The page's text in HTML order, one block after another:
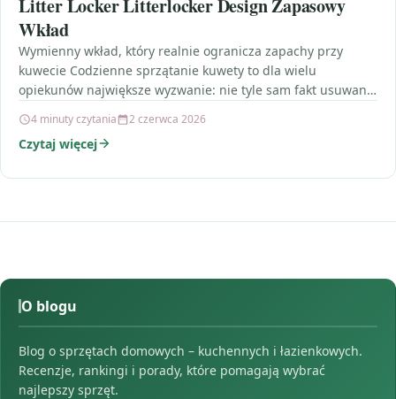
Litter Locker Litterlocker Design Zapasowy
Wkład
Wymienny wkład, który realnie ogranicza zapachy przy
kuwecie Codzienne sprzątanie kuwety to dla wielu
opiekunów największe wyzwanie: nie tyle sam fakt usuwania
4 minuty czytania 2 czerwca 2026
Czytaj więcej
O blogu
Blog o sprzętach domowych – kuchennych i łazienkowych.
Recenzje, rankingi i porady, które pomagają wybrać
najlepszy sprzęt.